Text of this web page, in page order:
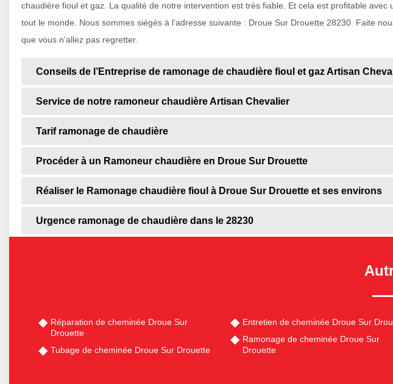
chaudière fioul et gaz. La qualité de notre intervention est très fiable. Et cela est profitable avec
tout le monde. Nous sommes siégés à l’adresse suivante : Droue Sur Drouette 28230. Faite
que vous n’allez pas regretter.
Conseils de l’Entreprise de ramonage de chaudière fioul et gaz Artisan
Service de notre ramoneur chaudière Artisan Chevalier
Tarif ramonage de chaudière
Procéder à un Ramoneur chaudière en Droue Sur Drouette
Réaliser le Ramonage chaudière fioul à Droue Sur Drouette et ses environs
Urgence ramonage de chaudière dans le 28230
Réparation de cheminée Droue Sur
Drouette
Tubage de cheminée Droue Sur Drouette
Entretien de cheminée Droue Sur
Ramonage de cheminée Droue Sur
Drouette